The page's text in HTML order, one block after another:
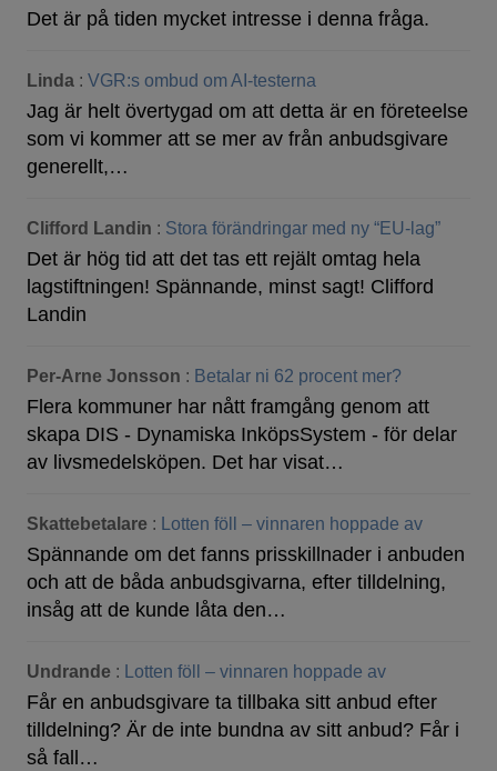
Det är på tiden mycket intresse i denna fråga.
Linda : VGR:s ombud om AI-testerna
Jag är helt övertygad om att detta är en företeelse
som vi kommer att se mer av från anbudsgivare
generellt,…
Clifford Landin : Stora förändringar med ny “EU-lag”
Det är hög tid att det tas ett rejält omtag hela
lagstiftningen! Spännande, minst sagt! Clifford
Landin
Per-Arne Jonsson : Betalar ni 62 procent mer?
Flera kommuner har nått framgång genom att
skapa DIS - Dynamiska InköpsSystem - för delar
av livsmedelsköpen. Det har visat…
Skattebetalare : Lotten föll – vinnaren hoppade av
Spännande om det fanns prisskillnader i anbuden
och att de båda anbudsgivarna, efter tilldelning,
insåg att de kunde låta den…
Undrande : Lotten föll – vinnaren hoppade av
Får en anbudsgivare ta tillbaka sitt anbud efter
tilldelning? Är de inte bundna av sitt anbud? Får i
så fall…